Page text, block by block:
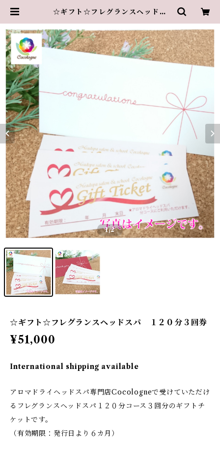
☆ギフト☆フレグランスヘッドス
1/2
☆ギフト☆フレグランスヘッドスパ １２０分３回券
¥51,000
International shipping available
アロマドライヘッドスパ専門店Cocologneで受けていただけ
るフレグランスヘッドスパ１２０分コース３回分のギフトチ
ケットです。
（有効期限：発行日より６カ月）